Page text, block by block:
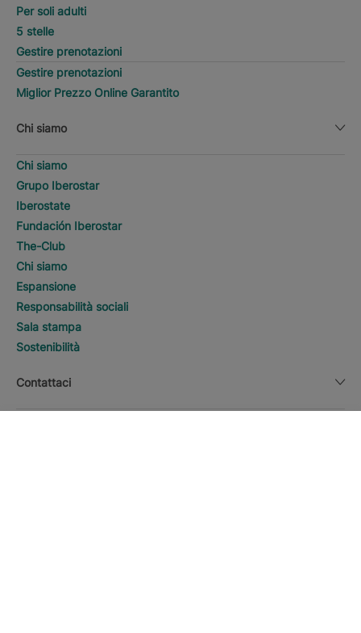
Per soli adulti
5 stelle
Gestire prenotazioni
Gestire prenotazioni
Miglior Prezzo Online Garantito
Chi siamo
Chi siamo
Grupo Iberostar
Iberostate
Fundación Iberostar
The-Club
Chi siamo
Espansione
Responsabilità sociali
Sala stampa
Sostenibilità
Contattaci